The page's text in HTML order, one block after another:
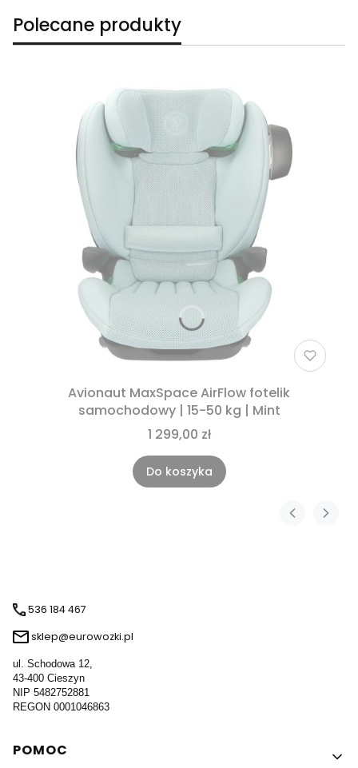
Polecane produkty
Avionaut MaxSpace AirFlow fotelik
samochodowy | 15-50 kg | Mint
1 299,00 zł
Do koszyka
536 184 467
sklep@eurowozki.pl
ul. Schodowa 12,
43-400 Cieszyn
NIP 5482752881
REGON 0001046863
Linki w stopce
POMOC